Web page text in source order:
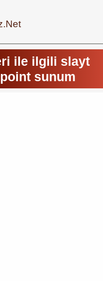
ile ilgili slayt
sunum